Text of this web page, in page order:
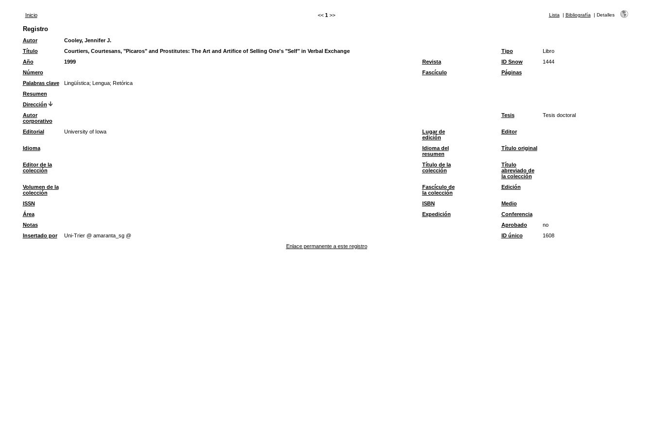
Inicio << 1 >> Lista | Bibliografía | Detalles
Registro
Autor
Cooley, Jennifer J.
Título
Courtiers, Courtesans, "Picaros" and Prostitutes: The Art and Artifice of Selling One's "Self" in Verbal Exchange Tipo
Libro
Año
1999 Revista ID Snow
1444
Número
Fascículo
Páginas
Palabras clave
Lingüística; Lengua; Retórica
Resumen
Dirección
Autor
corporativo
Tesis Tesis doctoral
Editorial University of Iowa
Lugar de
edición
Editor
Idioma
Idioma del
resumen
Título original
Editor de la
colección
Título de la
colección
Título
abreviado de
la colección
Volumen de la
colección
Fascículo de
la colección
Edición
ISSN ISBN
Medio
Área
Expedición
Conferencia
Notas
Aprobado
no
Insertado por
Uni-Trier @ amaranta_sg @ ID único
1608
Enlace permanente a este registro